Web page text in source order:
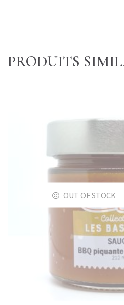
PRODUITS
OUT OF STOCK